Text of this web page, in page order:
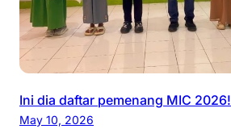
Ini dia daftar pemenang MIC 2026!
May 10, 2026